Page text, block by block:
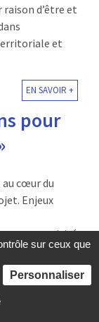
raison d’être et
et
EN SAVOIR +
pour
cœur du
Enjeux
attractivité
santé,
du
local portée
de
sur ceux que
Personnaliser